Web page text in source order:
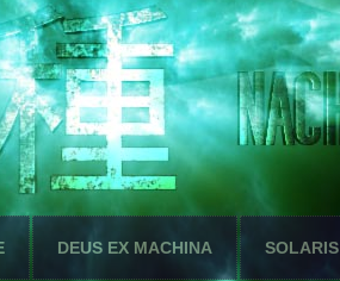
DEUS EX MACHINA SOLARIS